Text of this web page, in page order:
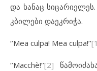
და ხანაც
კბილები დაეკრიჭა.
‘’Mea culpa! Mea culpa!’’
‘’Macchè!’’[2]